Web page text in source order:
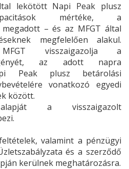
lekötött Napi Peak plusz
mértéke, a
megadott – és az MFGT által
megfelelően alakul.
visszaigazolja a
igényét, az adott napra
Peak plusz betárolási
vonatkozó egyedi
között.
a visszaigazolt
valamint a pénzügyi
és a szerződő
kerülnek meghatározásra.